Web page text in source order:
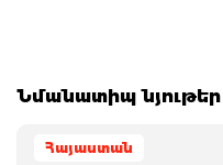
Նմանատիպ նյութեր
Հայաստան